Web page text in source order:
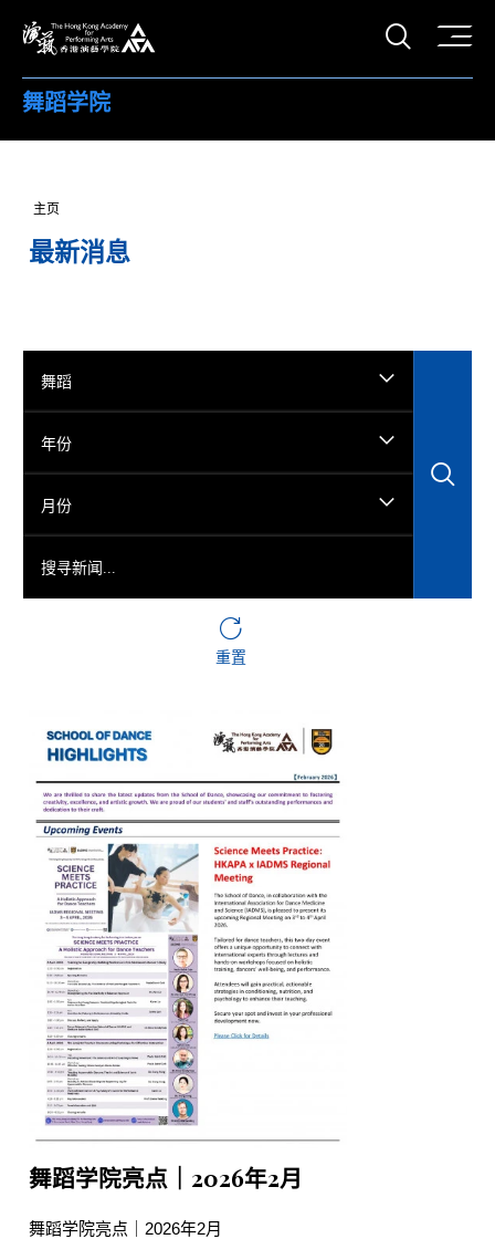
打开
舞蹈学院
主页
最新消息
舞蹈
年份
月份
重置
舞蹈学院亮点｜2026年2月
舞蹈学院亮点｜2026年2月